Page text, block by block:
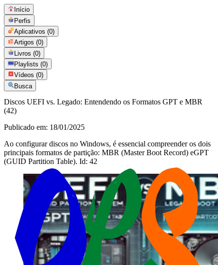
Início
Perfis
Aplicativos (0)
Artigos (0)
Livros (0)
Playlists (0)
Vídeos (0)
Busca
Discos UEFI vs. Legado: Entendendo os Formatos GPT e MBR
(42)
Publicado em: 18/01/2025
Ao configurar discos no Windows, é essencial compreender os dois
principais formatos de partição: MBR (Master Boot Record) eGPT
(GUID Partition Table). Id: 42